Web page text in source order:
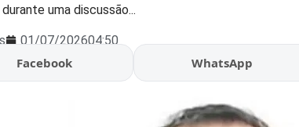
uma discussão...
01/07/202604:50
Facebook WhatsApp